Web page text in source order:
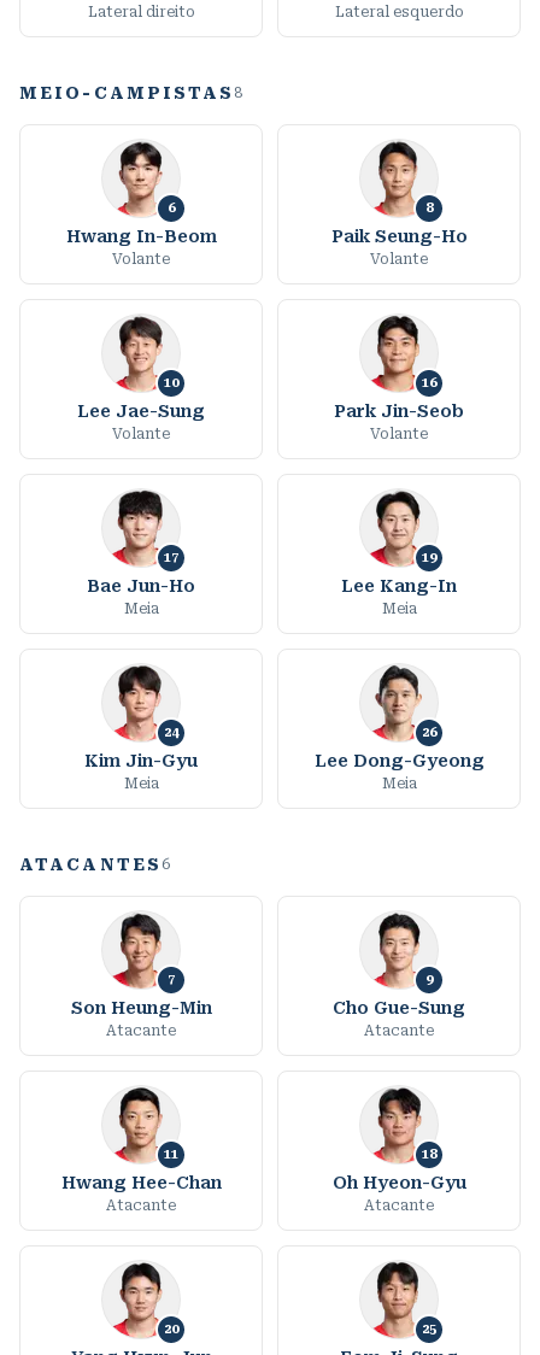
Lateral direito Lateral esquerdo
MEIO-CAMPISTAS 8
6
Hwang In-Beom
Volante
8
Paik Seung-Ho
Volante
10
Lee Jae-Sung
Volante
16
Park Jin-Seob
Volante
17
Bae Jun-Ho
Meia
19
Lee Kang-In
Meia
24
Kim Jin-Gyu
Meia
26
Lee Dong-Gyeong
Meia
ATACANTES 6
7
Son Heung-Min
Atacante
9
Cho Gue-Sung
Atacante
11
Hwang Hee-Chan
Atacante
18
Oh Hyeon-Gyu
Atacante
20 25